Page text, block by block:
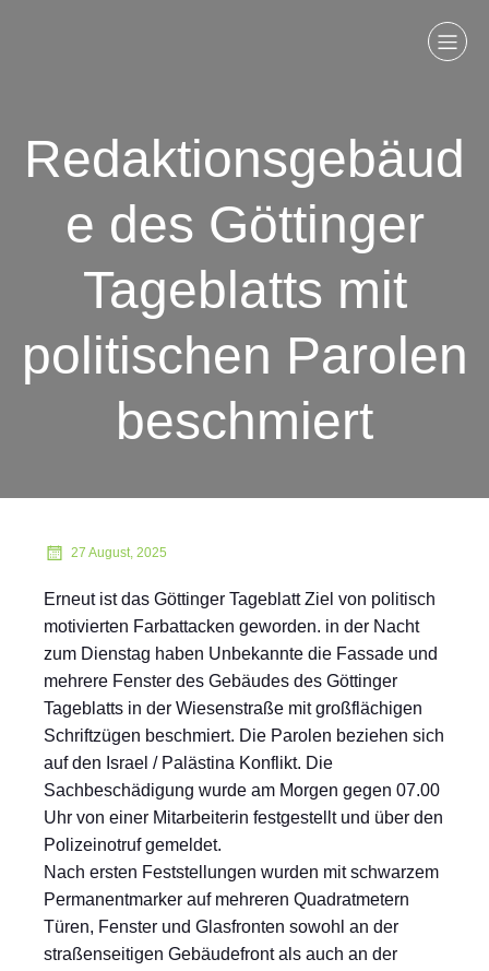
Redaktionsgebäud
e des Göttinger
Tageblatts mit
politischen Parolen
beschmiert
27 August, 2025
Erneut ist das Göttinger Tageblatt Ziel von politisch
motivierten Farbattacken geworden. in der Nacht
zum Dienstag haben Unbekannte die Fassade und
mehrere Fenster des Gebäudes des Göttinger
Tageblatts in der Wiesenstraße mit großflächigen
Schriftzügen beschmiert. Die Parolen beziehen sich
auf den Israel / Palästina Konflikt. Die
Sachbeschädigung wurde am Morgen gegen 07.00
Uhr von einer Mitarbeiterin festgestellt und über den
Polizeinotruf gemeldet.
Nach ersten Feststellungen wurden mit schwarzem
Permanentmarker auf mehreren Quadratmetern
Türen, Fenster und Glasfronten sowohl an der
straßenseitigen Gebäudefront als auch an der